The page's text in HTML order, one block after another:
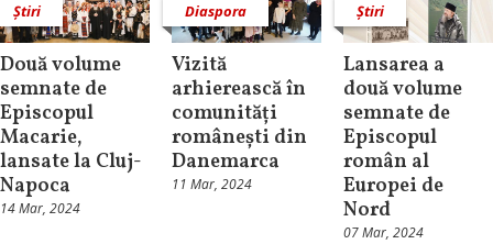
Știri
Două volume
semnate de
Episcopul
Macarie,
lansate la Cluj-
Napoca
14 Mar, 2024
Diaspora
Vizită
arhierească în
comunități
românești din
Danemarca
11 Mar, 2024
Știri
Lansarea a
două volume
semnate de
Episcopul
român al
Europei de
Nord
07 Mar, 2024